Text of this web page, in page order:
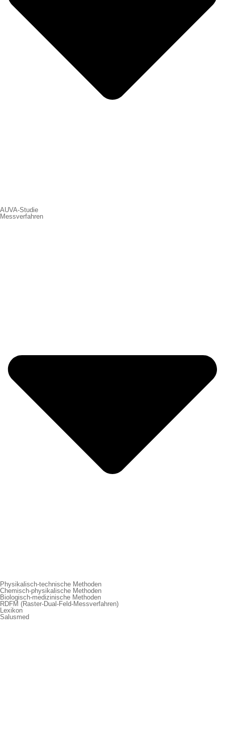
AUVA-Studie
Messverfahren
Physikalisch-technische Methoden
Chemisch-physikalische Methoden
Biologisch-medizinische Methoden
RDFM (Raster-Dual-Feld-Messverfahren)
Lexikon
Salusmed